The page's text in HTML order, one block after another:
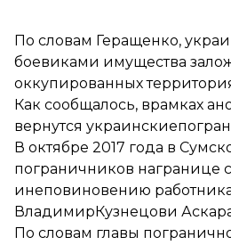
По словам Геращенко,
боевиками имущества
оккупированных
Как сообщалось, врамках
вернутся
В октябре 2017 года в
пограничников награнице
инеповиновению
ВладимирКузнецови
По словам главы